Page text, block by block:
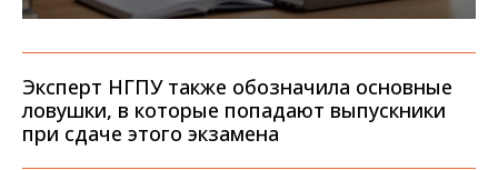
Эксперт НГПУ также обозначила основные
ловушки, в которые попадают выпускники
при сдаче этого экзамена